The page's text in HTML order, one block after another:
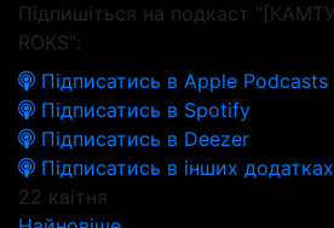
Підпишіться на подкаст
ROKS":
Підписатись в Apple Podcasts
Підписатись в Spotify
Підписатись в Deezer
Підписатись в інших додатках
22 квітня